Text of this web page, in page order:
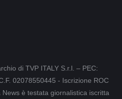
di TVP ITALY S.r.l. – PEC:
02078550445 - Iscrizione ROC
è testata giornalistica iscritta